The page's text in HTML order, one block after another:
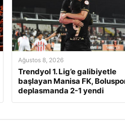
Ağustos 8, 2026
Trendyol 1. Lig’e galibiyetle
başlayan Manisa FK,
deplasmanda 2-1 yendi